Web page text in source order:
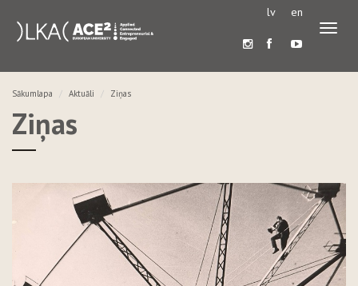
lv en
Sākumlapa Aktuāli Ziņas
Ziņas